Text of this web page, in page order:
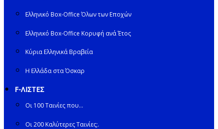
Ελληνικό Box-Office Όλων των Εποχών
Ελληνικό Box-Office Κορυφή ανά Έτος
Κύρια Ελληνικά Βραβεία
Η Ελλάδα στα Όσκαρ
F-ΛΙΣΤΕΣ
Οι 100 Ταινίες που…
Οι 200 Καλύτερες Ταινίες;.